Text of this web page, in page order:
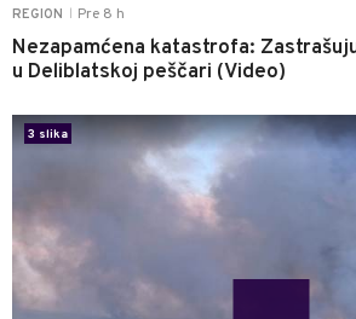
REGION Pre 8 h
Nezapamćena katastrofa:
u Deliblatskoj peščari (Video)
3 slika